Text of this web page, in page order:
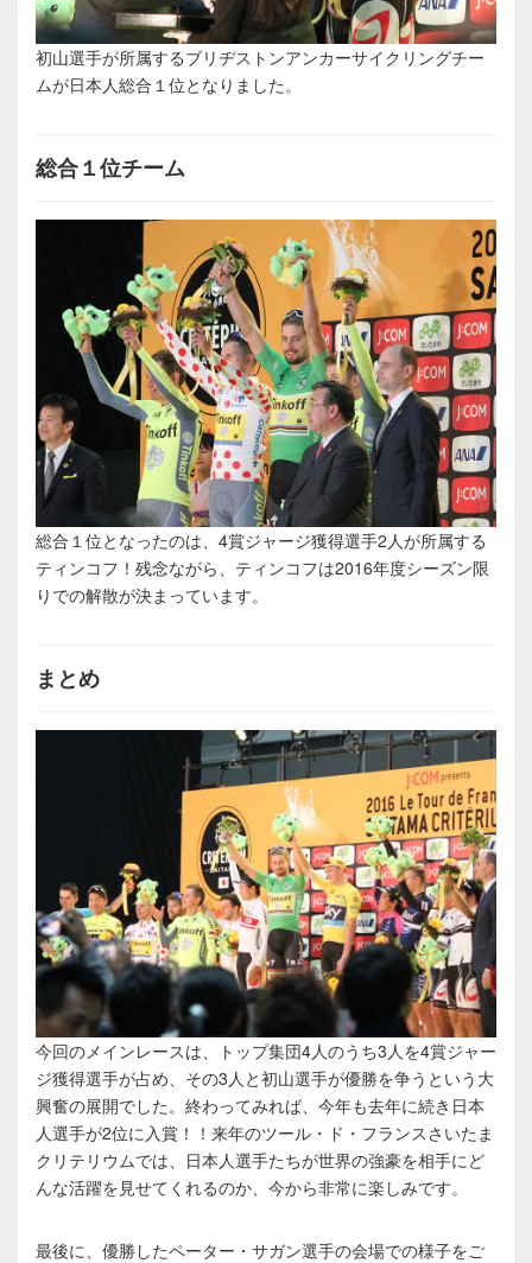
初山選手が所属するブリヂストンアンカーサイクリングチー
ムが日本人総合１位となりました。
総合１位チーム
総合１位となったのは、4賞ジャージ獲得選手2人が所属する
ティンコフ！残念ながら、ティンコフは2016年度シーズン限
りでの解散が決まっています。
まとめ
今回のメインレースは、トップ集団4人のうち3人を4賞ジャー
ジ獲得選手が占め、その3人と初山選手が優勝を争うという大
興奮の展開でした。終わってみれば、今年も去年に続き日本
人選手が2位に入賞！！来年のツール・ド・フランスさいたま
クリテリウムでは、日本人選手たちが世界の強豪を相手にど
んな活躍を見せてくれるのか、今から非常に楽しみです。
最後に、優勝したペーター・サガン選手の会場での様子をご